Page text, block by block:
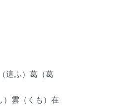
這ふ）葛（葛
雲（くも）在